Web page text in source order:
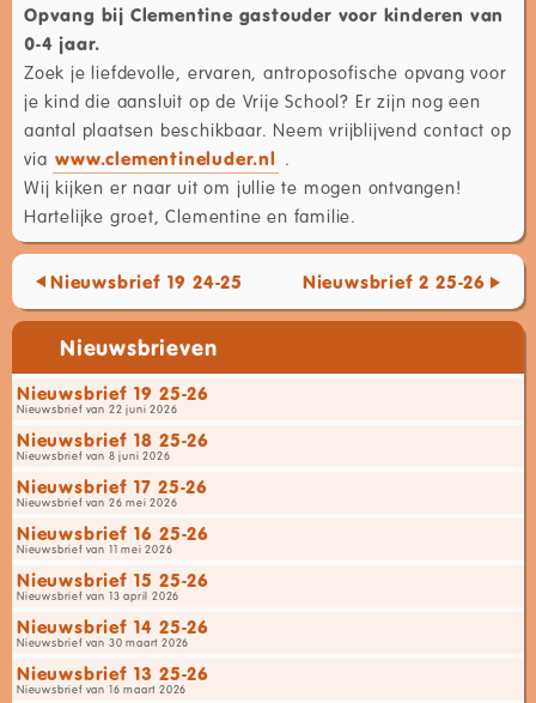
Opvang bij Clementine gastouder voor kinderen van
0-4 jaar.
Zoek je liefdevolle, ervaren, antroposofische opvang voor
je kind die aansluit op de Vrije School? Er zijn nog een
aantal plaatsen beschikbaar. Neem vrijblijvend contact op
via www.clementineluder.nl .
Wij kijken er naar uit om jullie te mogen ontvangen!
Hartelijke groet, Clementine en familie.
Nieuwsbrief 19 24-25 Nieuwsbrief 2 25-26
Nieuwsbrieven
Nieuwsbrief 19 25-26
Nieuwsbrief van 22 juni 2026
Nieuwsbrief 18 25-26
Nieuwsbrief van 8 juni 2026
Nieuwsbrief 17 25-26
Nieuwsbrief van 26 mei 2026
Nieuwsbrief 16 25-26
Nieuwsbrief van 11 mei 2026
Nieuwsbrief 15 25-26
Nieuwsbrief van 13 april 2026
Nieuwsbrief 14 25-26
Nieuwsbrief van 30 maart 2026
Nieuwsbrief 13 25-26
Nieuwsbrief van 16 maart 2026